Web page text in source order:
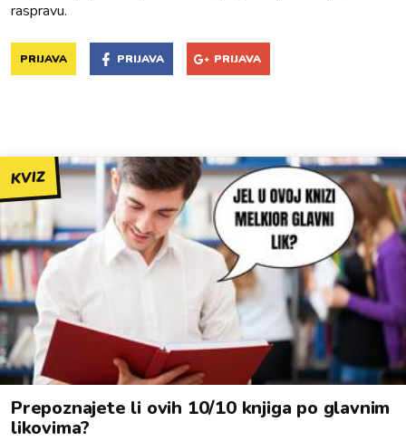
raspravu.
PRIJAVA PRIJAVA PRIJAVA
KVIZ
Prepoznajete li ovih 10/10 knjiga po glavnim
likovima?